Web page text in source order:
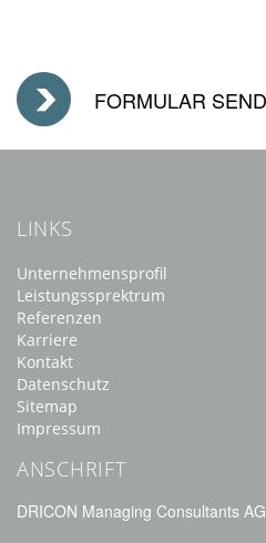
LINKS
Unternehmensprofil
Leistungssprektrum
Referenzen
Karriere
Kontakt
Datenschutz
Sitemap
Impressum
ANSCHRIFT
DRICON Managing Consultants AG